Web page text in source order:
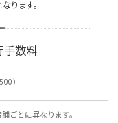
ります。
手数料
）
ごとに異なります。